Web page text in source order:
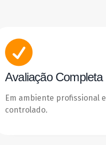
Avaliação Completa
Em ambiente profissional e
controlado.